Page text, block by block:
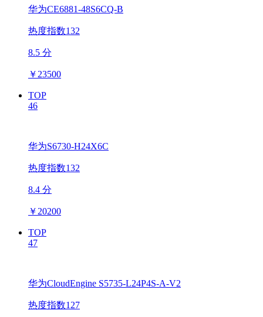
华为CE6881-48S6CQ-B
热度指数132
8.5 分
￥ 23500
TOP
46
华为S6730-H24X6C
热度指数132
8.4 分
￥ 20200
TOP
47
华为CloudEngine S5735-L24P4S-A-V2
热度指数127